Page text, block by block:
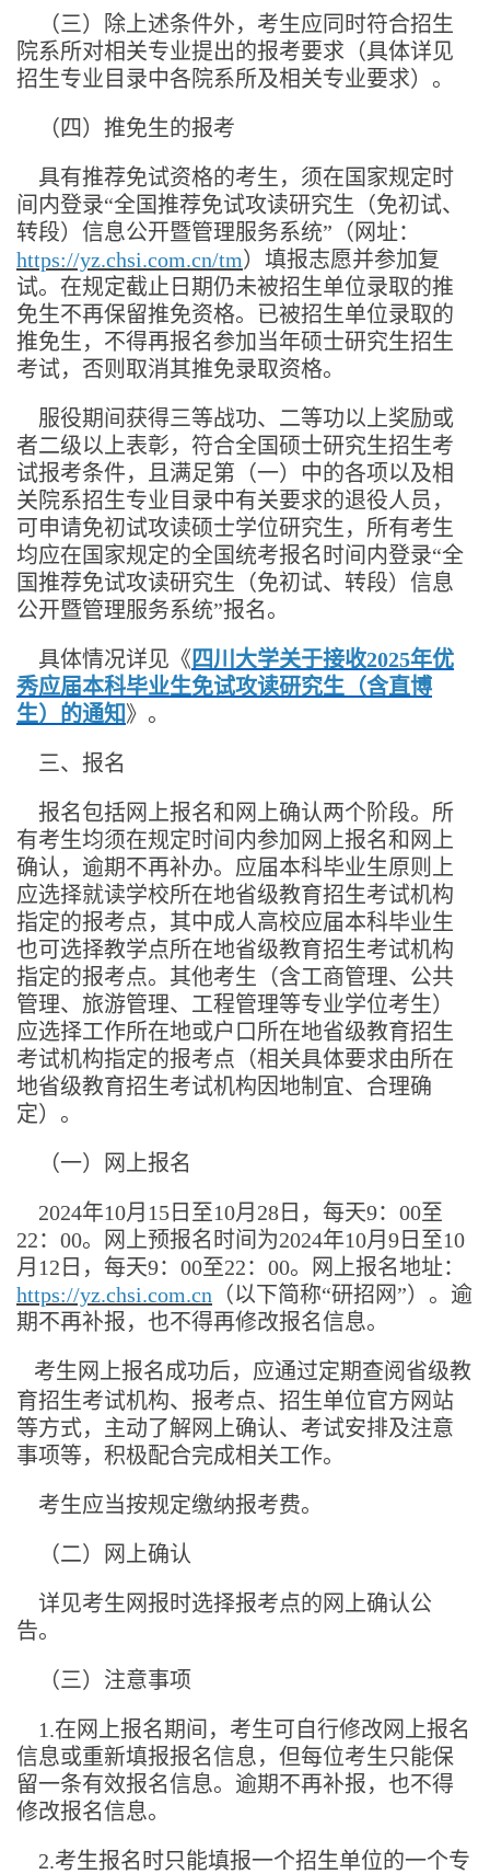
（三）除上述条件外，考生应同时符合招生
院系所对相关专业提出的报考要求（具体详见
招生专业目录中各院系所及相关专业要求）。
（四）推免生的报考
具有推荐免试资格的考生，须在国家规定时
间内登录“全国推荐免试攻读研究生（免初试、
转段）信息公开暨管理服务系统”（网址：
https://yz.chsi.com.cn/tm）填报志愿并参加复
试。在规定截止日期仍未被招生单位录取的推
免生不再保留推免资格。已被招生单位录取的
推免生，不得再报名参加当年硕士研究生招生
考试，否则取消其推免录取资格。
服役期间获得三等战功、二等功以上奖励或
者二级以上表彰，符合全国硕士研究生招生考
试报考条件，且满足第（一）中的各项以及相
关院系招生专业目录中有关要求的退役人员，
可申请免初试攻读硕士学位研究生，所有考生
均应在国家规定的全国统考报名时间内登录“全
国推荐免试攻读研究生（免初试、转段）信息
公开暨管理服务系统”报名。
具体情况详见《 四川大学关于接收2025年优
秀应届本科毕业生免试攻读研究生（含直博
生）的通知》。
三、报名
报名包括网上报名和网上确认两个阶段。所
有考生均须在规定时间内参加网上报名和网上
确认，逾期不再补办。应届本科毕业生原则上
应选择就读学校所在地省级教育招生考试机构
指定的报考点，其中成人高校应届本科毕业生
也可选择教学点所在地省级教育招生考试机构
指定的报考点。其他考生（含工商管理、公共
管理、旅游管理、工程管理等专业学位考生）
应选择工作所在地或户口所在地省级教育招生
考试机构指定的报考点（相关具体要求由所在
地省级教育招生考试机构因地制宜、合理确
定）。
（一）网上报名
2024年10月15日至10月28日，每天9：00至
22：00。网上预报名时间为2024年10月9日至10
月12日，每天9：00至22：00。网上报名地址：
https://yz.chsi.com.cn （以下简称“研招网”）。逾
期不再补报，也不得再修改报名信息。
考生网上报名成功后，应通过定期查阅省级教
育招生考试机构、报考点、招生单位官方网站
等方式，主动了解网上确认、考试安排及注意
事项等，积极配合完成相关工作。
考生应当按规定缴纳报考费。
（二）网上确认
详见考生网报时选择报考点的网上确认公
告。
（三）注意事项
1.在网上报名期间，考生可自行修改网上报名
信息或重新填报报名信息，但每位考生只能保
留一条有效报名信息。逾期不再补报，也不得
修改报名信息。
2.考生报名时只能填报一个招生单位的一个专